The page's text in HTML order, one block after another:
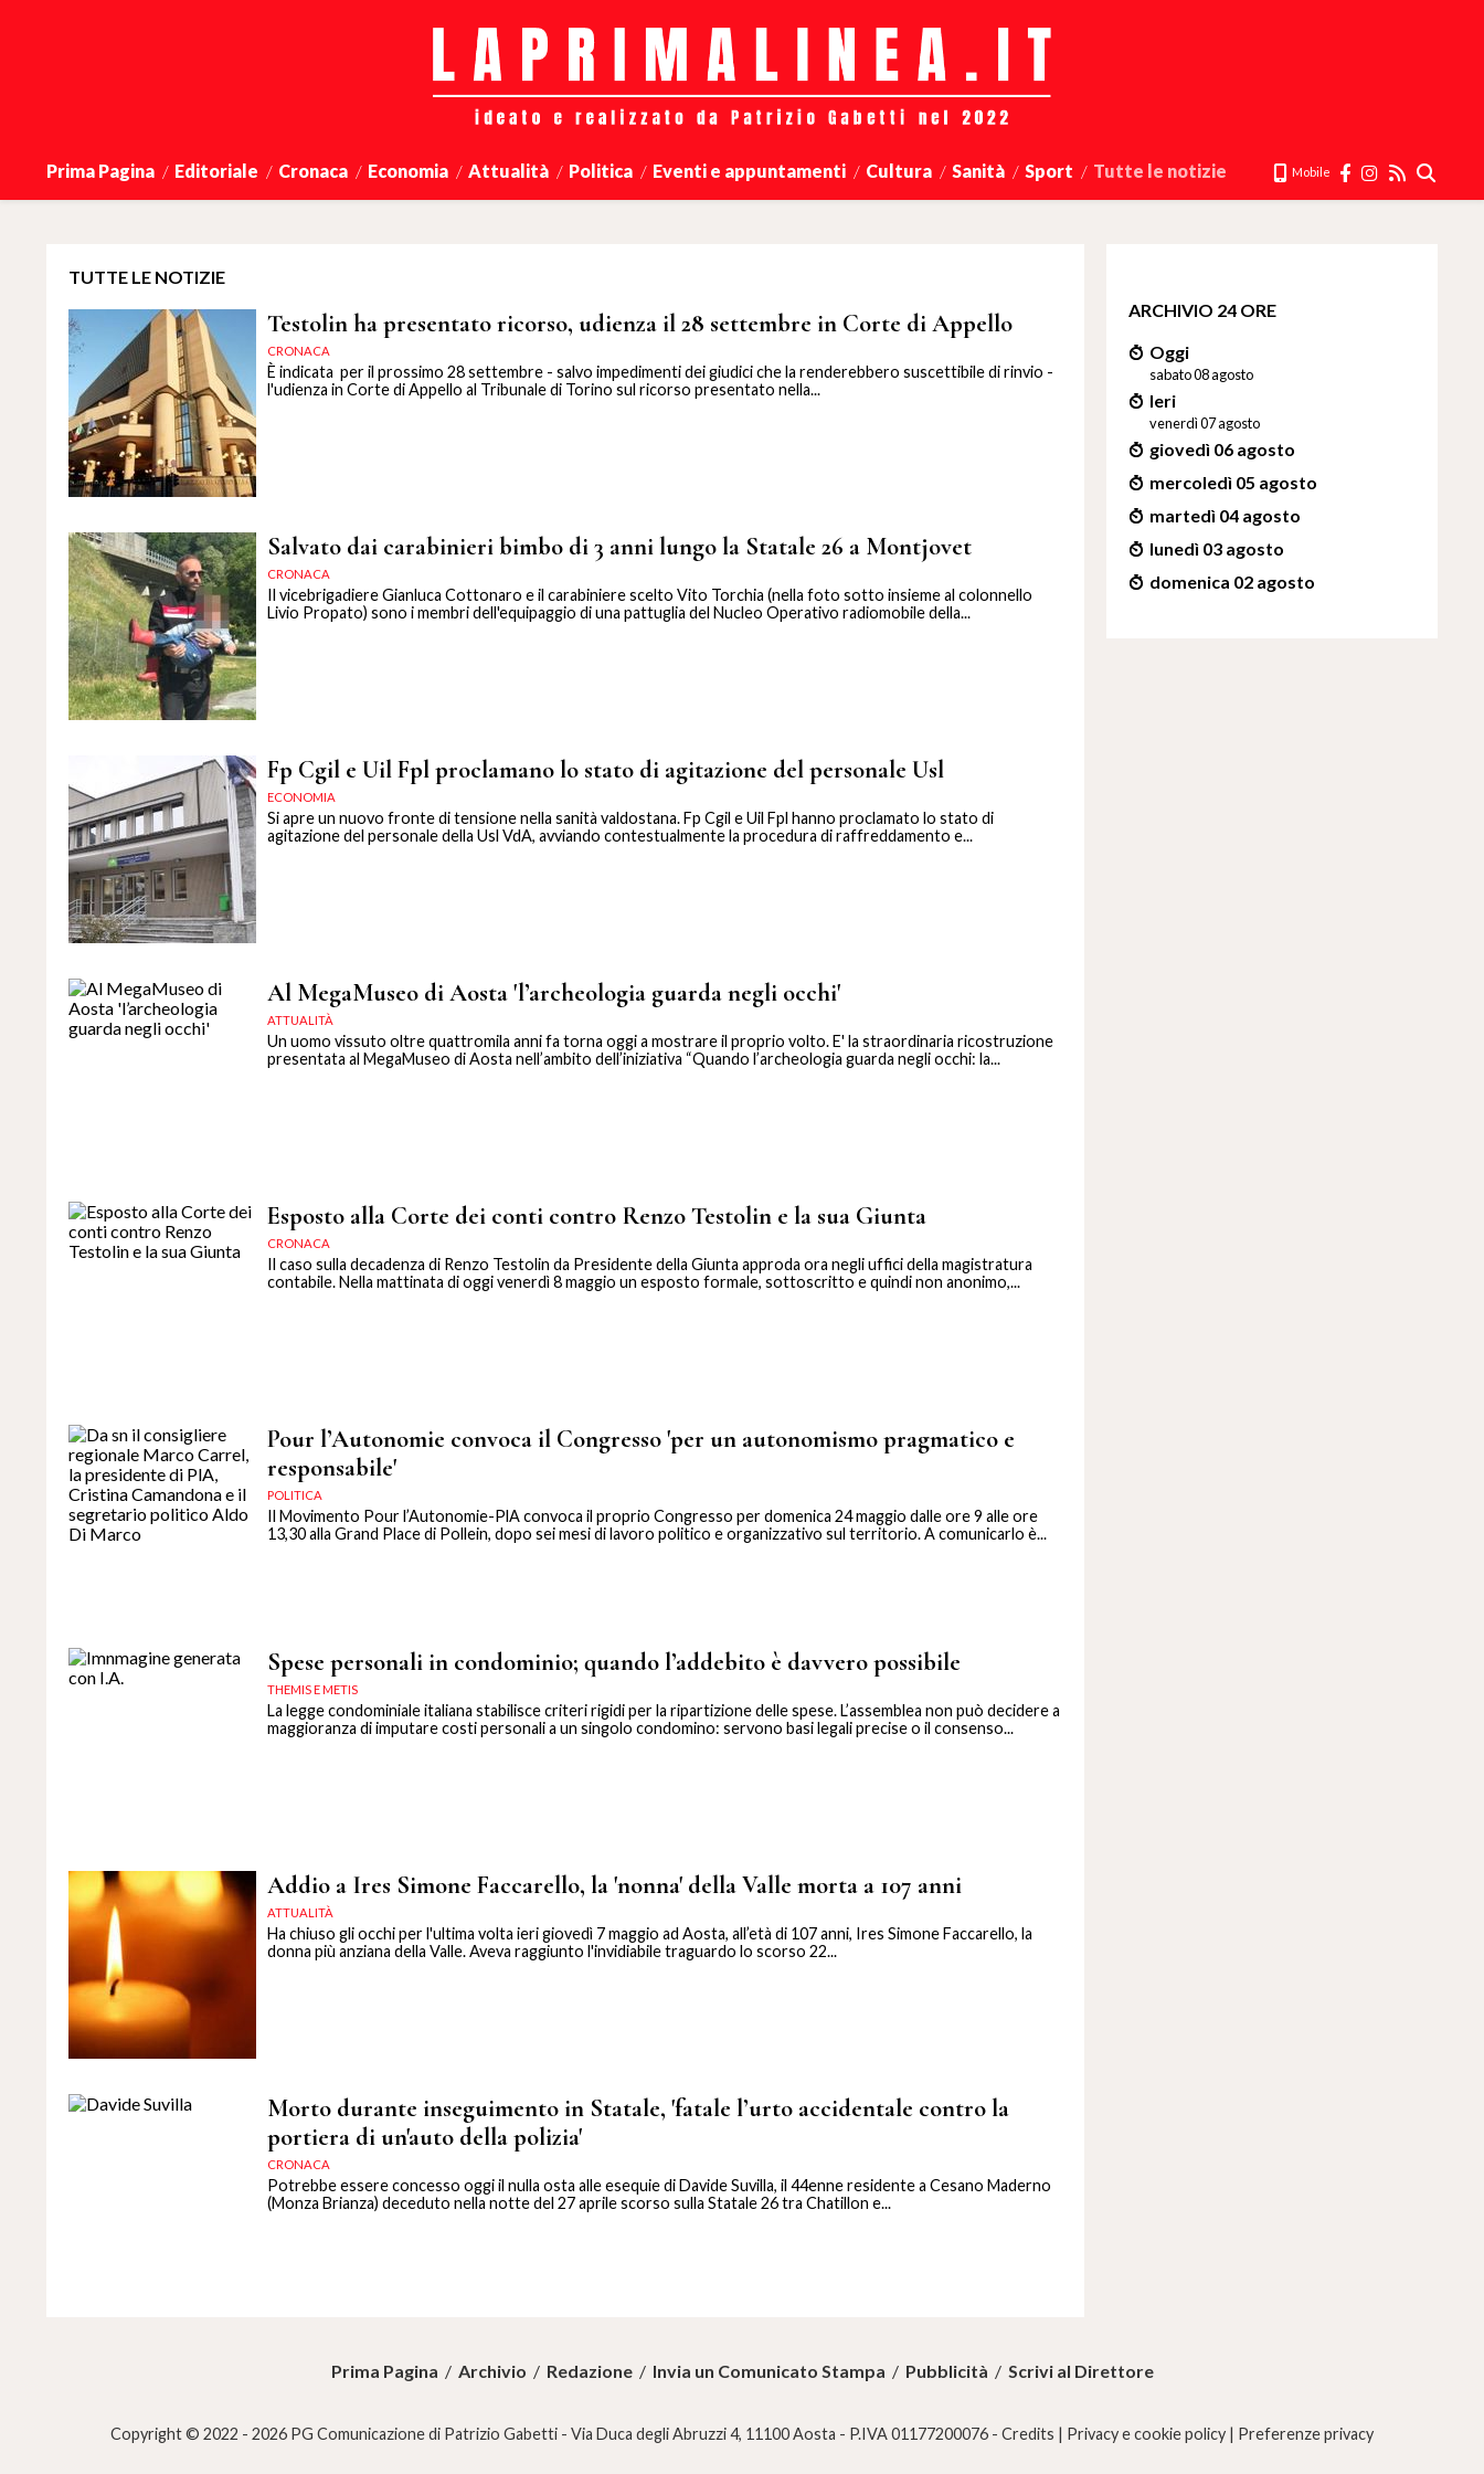
Prima Pagina Editoriale Cronaca Economia Attualità Politica Eventi e appuntamenti Cultura Sanità Sport Tutte le notizie Mobile
TUTTE LE NOTIZIE
Testolin ha presentato ricorso, udienza il 28 settembre in Corte di Appello
CRONACA
È indicata per il prossimo 28 settembre - salvo impedimenti dei giudici che la renderebbero suscettibile di rinvio -
l'udienza in Corte di Appello al Tribunale di Torino sul ricorso presentato nella...
Salvato dai carabinieri bimbo di 3 anni lungo la Statale 26 a Montjovet
CRONACA
Il vicebrigadiere Gianluca Cottonaro e il carabiniere scelto Vito Torchia (nella foto sotto insieme al colonnello
Livio Propato) sono i membri dell'equipaggio di una pattuglia del Nucleo Operativo radiomobile della...
Fp Cgil e Uil Fpl proclamano lo stato di agitazione del personale Usl
ECONOMIA
Si apre un nuovo fronte di tensione nella sanità valdostana. Fp Cgil e Uil Fpl hanno proclamato lo stato di
agitazione del personale della Usl VdA, avviando contestualmente la procedura di raffreddamento e...
Al MegaMuseo di Aosta 'l’archeologia guarda negli occhi'
ATTUALITÀ
Un uomo vissuto oltre quattromila anni fa torna oggi a mostrare il proprio volto. E' la straordinaria ricostruzione
presentata al MegaMuseo di Aosta nell’ambito dell’iniziativa “Quando l’archeologia guarda negli occhi: la...
Esposto alla Corte dei conti contro Renzo Testolin e la sua Giunta
CRONACA
Il caso sulla decadenza di Renzo Testolin da Presidente della Giunta approda ora negli uffici della magistratura
contabile. Nella mattinata di oggi venerdì 8 maggio un esposto formale, sottoscritto e quindi non anonimo,...
Pour l’Autonomie convoca il Congresso 'per un autonomismo pragmatico e
responsabile'
POLITICA
Il Movimento Pour l’Autonomie-PlA convoca il proprio Congresso per domenica 24 maggio dalle ore 9 alle ore
13,30 alla Grand Place di Pollein, dopo sei mesi di lavoro politico e organizzativo sul territorio. A comunicarlo è...
Spese personali in condominio; quando l’addebito è davvero possibile
THEMIS E METIS
La legge condominiale italiana stabilisce criteri rigidi per la ripartizione delle spese. L’assemblea non può decidere a
maggioranza di imputare costi personali a un singolo condomino: servono basi legali precise o il consenso...
Addio a Ires Simone Faccarello, la 'nonna' della Valle morta a 107 anni
ATTUALITÀ
Ha chiuso gli occhi per l'ultima volta ieri giovedì 7 maggio ad Aosta, all’età di 107 anni, Ires Simone Faccarello, la
donna più anziana della Valle. Aveva raggiunto l'invidiabile traguardo lo scorso 22...
Morto durante inseguimento in Statale, 'fatale l’urto accidentale contro la
portiera di un'auto della polizia'
CRONACA
Potrebbe essere concesso oggi il nulla osta alle esequie di Davide Suvilla, il 44enne residente a Cesano Maderno
(Monza Brianza) deceduto nella notte del 27 aprile scorso sulla Statale 26 tra Chatillon e...
ARCHIVIO 24 ORE
Oggi
sabato 08 agosto
Ieri
venerdì 07 agosto
giovedì 06 agosto
mercoledì 05 agosto
martedì 04 agosto
lunedì 03 agosto
domenica 02 agosto
Prima Pagina / Archivio / Redazione/ Invia un Comunicato Stampa / Pubblicità / Scrivi al Direttore
Copyright © 2022 - 2026 PG Comunicazione di Patrizio Gabetti - Via Duca degli Abruzzi 4, 11100 Aosta - P.IVA 01177200076 - Credits Privacy e cookie policy Preferenze privacy